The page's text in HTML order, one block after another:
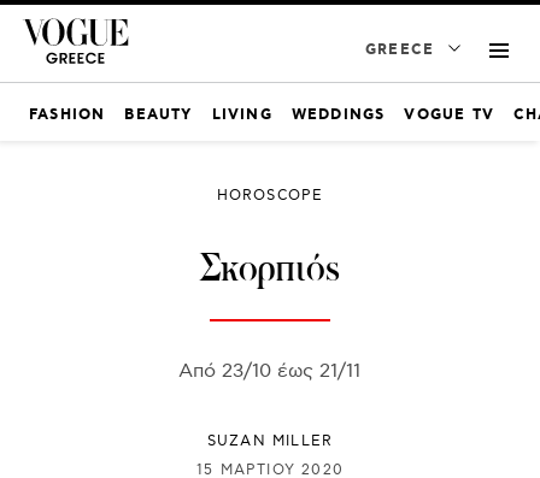
GREECE
FASHION BEAUTY LIVING WEDDINGS VOGUE TV
HOROSCOPE
Σκορπιός
Από 23/10 έως 21/11
SUZAN MILLER
15 ΜΑΡΤΊΟΥ 2020